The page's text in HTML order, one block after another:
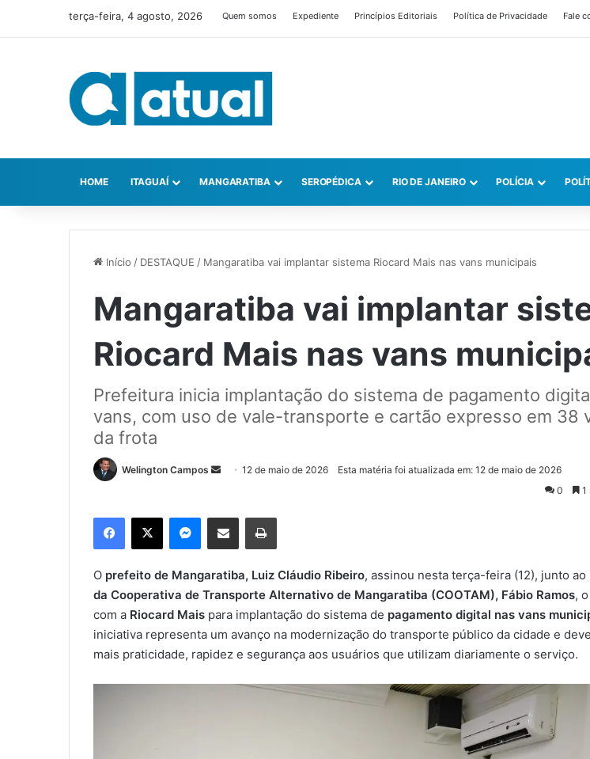
terça-feira, 4 agosto, 2026 Quem somos Expediente Princípios Editoriais Política de Privacidade Fale
HOME ITAGUAÍ MANGARATIBA SEROPÉDICA RIO DE JANEIRO POLÍCIA
Início / DESTAQUE / Mangaratiba vai implantar sistema Riocard Mais nas vans municipais
Mangaratiba vai implantar
Riocard Mais nas vans
Prefeitura inicia implantação do sistema de pagamento
vans, com uso de vale-transporte e cartão expresso em 38
da frota
Welington Campos
d
e
-
m
a
12 de maio de 2026
Esta matéria foi atualizada em: 12 de maio de 2026
0
1
O prefeito de Mangaratiba, Luiz Cláudio Ribeiro, assinou nesta terça-feira (12), junto ao
da Cooperativa de Transporte Alternativo de Mangaratiba (COOTAM), Fábio Ramos,
com a Riocard Mais para implantação do sistema de pagamento digital nas vans
iniciativa representa um avanço na modernização do transporte público da cidade e
mais praticidade, rapidez e segurança aos usuários que utilizam diariamente o serviço.